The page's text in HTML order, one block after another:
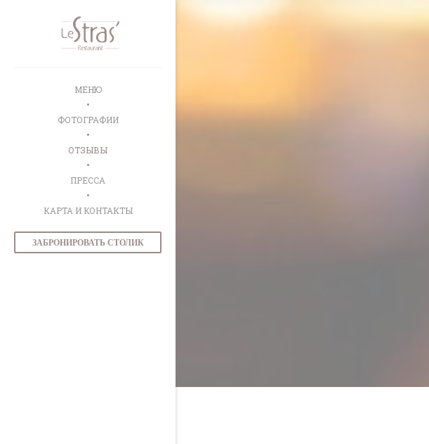
МЕНЮ
ФОТОГРАФИИ
ОТЗЫВЫ
ПРЕССА
КАРТА И КОНТАКТЫ
ЗАБРОНИРОВАТЬ СТОЛИК